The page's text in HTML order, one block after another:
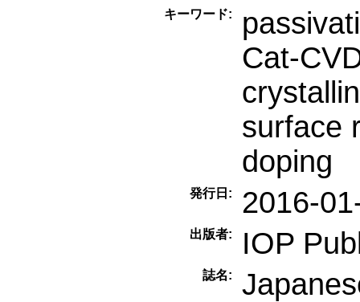
キーワード:
Cat-
surface
doping
発行日: 2016-
出版者: IOP
誌名: